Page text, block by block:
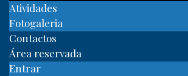
Atividades
Fotogaleria
Contactos
Área reservada
Entrar